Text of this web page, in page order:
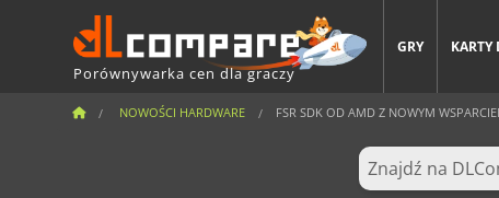
Porównywarka cen dla graczy
GRY KARTY
NOWOŚCI HARDWARE FSR SDK OD AMD Z NOWYM